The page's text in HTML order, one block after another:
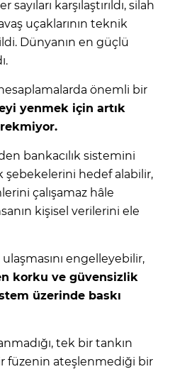
karşılaştırıldı, silah
uçaklarının teknik
Dünyanın en güçlü
önemli bir
yenmek için artık
bankacılık sistemini
hedef alabilir,
çalışamaz hâle
kişisel verilerini ele
engelleyebilir,
korku ve güvensizlik
üzerinde baskı
tek bir tankın
füzenin ateşlenmediği bir